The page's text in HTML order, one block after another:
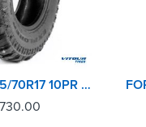
VITOUR 265/70R17 10PR 121Q EXPLORER MT